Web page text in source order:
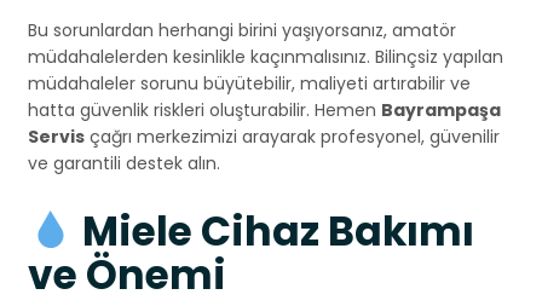
Bu sorunlardan herhangi birini yaşıyorsanız, amatör
müdahalelerden kesinlikle kaçınmalısınız. Bilinçsiz yapılan
müdahaleler sorunu büyütebilir, maliyeti artırabilir ve
hatta güvenlik riskleri oluşturabilir. Hemen Bayrampaşa
Servis çağrı merkezimizi arayarak profesyonel, güvenilir
ve garantili destek alın.
Miele Cihaz Bakımı
ve Önemi